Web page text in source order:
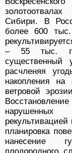
Сибири. В
более 600
– 55 тыс.
существенный
расчленяя
накопления
ветровой
нарушенных
планировка
нанесение